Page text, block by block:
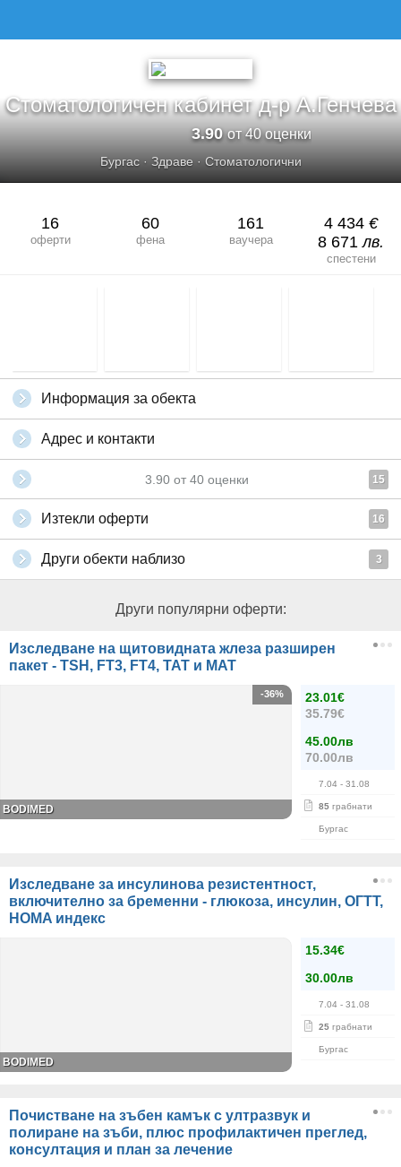
Стоматологичен кабинет д-р А.Генчева
3.90от 40 оценки
Бургас· Здраве· Стоматологични
16
оферти
60
фена
161
ваучера
4 434 €
8 671лв.
спестени
Информация за обекта
Адрес и контакти
3.90 от 40 оценки 15
Изтекли оферти 16
Други обекти наблизо 3
Други популярни оферти:
Изследване на щитовидната жлеза разширен
пакет - TSH, FT3, FT4, ТАТ и МАТ
23.01€
35.79€
45.00лв
70.00лв
7.04 - 31.08
85 грабнати
Бургас
-36%
BODIMED
Изследване за инсулинова резистентност,
включително за бременни - глюкоза, инсулин, ОГТТ,
HOMA индекс
15.34€
30.00лв
7.04 - 31.08
25 грабнати
Бургас
BODIMED
Почистване на зъбен камък с ултразвук и
полиране на зъби, плюс профилактичен преглед,
консултация и план за лечение